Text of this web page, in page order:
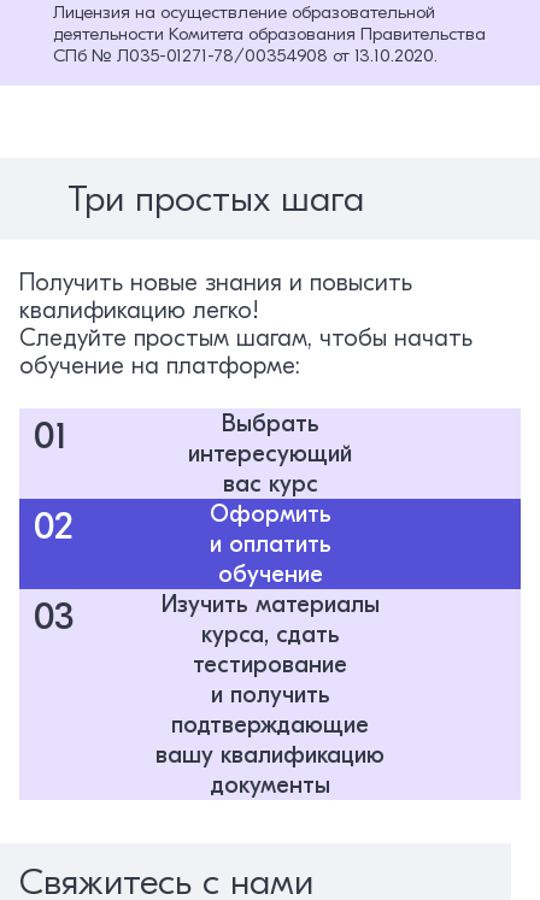
Лицензия на осуществление образовательной
деятельности Комитета образования Правительства
СПб № Л035-01271-78/00354908 от 13.10.2020.
Три простых шага
Получить новые знания и повысить
квалификацию легко!
Следуйте простым шагам, чтобы начать
обучение на платформе:
01
Выбрать
интересующий
вас курс
02
Оформить
и оплатить
обучение
03
Изучить материалы
курса, сдать
тестирование
и получить
подтверждающие
вашу квалификацию
документы
Свяжитесь с нами